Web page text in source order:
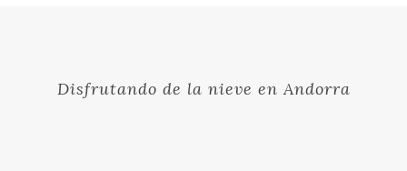
Disfrutando de la nieve en Andorra